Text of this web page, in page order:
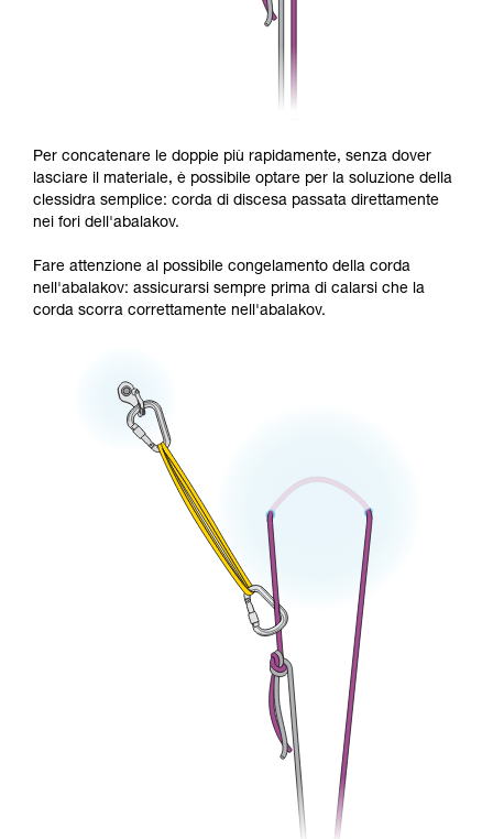
Per concatenare le doppie più rapidamente, senza dover
lasciare il materiale, è possibile optare per la soluzione della
clessidra semplice: corda di discesa passata direttamente
nei fori dell'abalakov.
Fare attenzione al possibile congelamento della corda
nell'abalakov: assicurarsi sempre prima di calarsi che la
corda scorra correttamente nell'abalakov.